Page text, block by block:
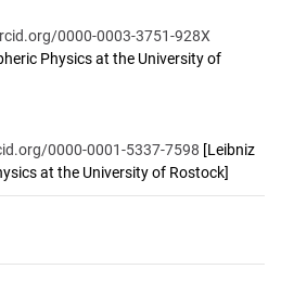
0000-0003-3751-928X
Physics at the University of
0000-0001-5337-7598 [Leibniz
at the University of Rostock]